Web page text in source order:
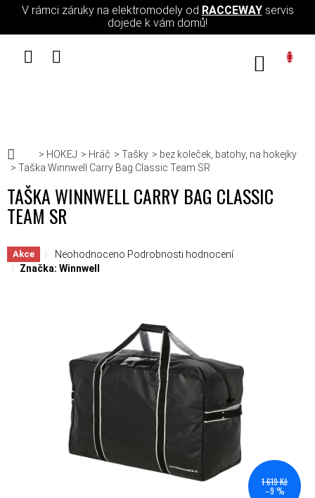
Přejít na obsah
V rámci záruky na elektromodely od RACCEWAYservis
dojede k vám domů!
Domů
HOKEJ Hráč Tašky
bez koleček, batohy, na hokejky
Taška Winnwell Carry Bag Classic Team SR
TAŠKA WINNWELL CARRY BAG CLASSIC
TEAM SR
Akce Průměrné hodnocení produktu je 0,0 z 5 hvězdiček.
Neohodnoceno Podrobnosti hodnocení
Značka: Winnwell
1 619 Kč
–9 %